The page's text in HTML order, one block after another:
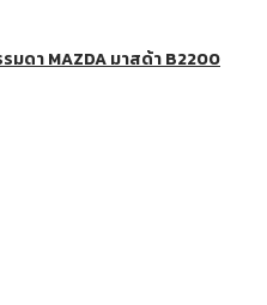
มดา MAZDA มาสด้า B2200